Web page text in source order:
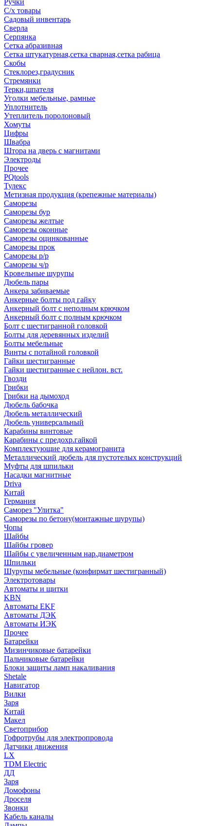
Ручки
С/х товары
Садовый инвентарь
Сверла
Серпянка
Сетка абразивная
Сетка штукатурная,сетка сварная,сетка рабица
Скобы
Стеклорез,градусник
Стремянки
Терки,шпателя
Уголки мебельные, рамные
Уплотнитель
Утеплитель поролоновый
Хомуты
Цифры
Швабра
Штора на дверь с магнитами
Электроды
Прочее
PQtools
Тулекс
Метизная продукция (крепежные материалы)
Саморезы
Саморезы бур
Саморезы желтые
Саморезы оконные
Саморезы оцинкованные
Саморезы прок
Саморезы р/р
Саморезы ч/р
Кровельные шурупы
Дюбель пары
Анкера забиваемые
Анкерные болты под гайку
Анкерный болт с неполным крючком
Анкерный болт с полным крючком
Болт с шестигранной головкой
Болты для деревянных изделий
Болты мебельные
Винты с потайной головкой
Гайки шестигранные
Гайки шестигранные с нейлон. вст.
Гвозди
Грибки
Грибки на дымоход
Дюбель бабочка
Дюбель металлический
Дюбель универсальный
Карабины винтовые
Карабины с предохр.гайкой
Комплектующие для керамогранита
Металлический дюбель для пустотелых конструкций
Муфты для шпильки
Насадки магнитные
Driva
Китай
Германия
Саморез "Улитка"
Саморезы по бетону(монтажные шурупы)
Чопы
Шайбы
Шайбы гровер
Шайбы с увеличенным нар.диаметром
Шпильки
Шурупы мебельные (конфирмат шестигранный)
Электротовары
Автоматы и щитки
KBN
Автоматы EKF
Автоматы ДЭК
Автоматы ИЭК
Прочее
Батарейки
Мизинчиковые батарейки
Пальчиковые батарейки
Блоки защиты ламп накаливания
Shetale
Навигатор
Вилки
Заря
Китай
Макел
Светоприбор
Гофротрубы для электропровода
Датчики движения
LX
TDM Electric
ДД
Заря
Домофоны
Дроселя
Звонки
Кабель каналы